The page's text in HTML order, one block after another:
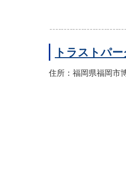
トラストパ
住所：福岡県福岡市